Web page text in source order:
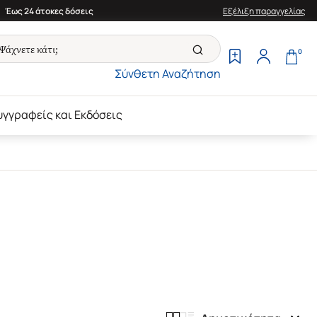
Έως 24 άτοκες δόσεις Εξέλιξη παραγγελίας
Σύνθετη Αναζήτηση
0
και Εκδόσεις